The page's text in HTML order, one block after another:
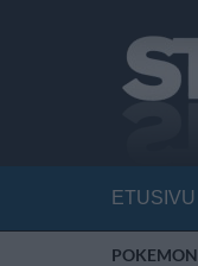
ETUSIVU
POKEMON